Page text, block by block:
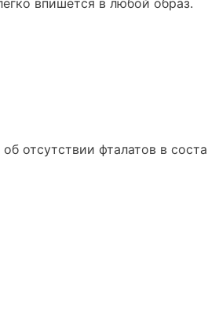
впишется в любой образ.
отсутствии фталатов в